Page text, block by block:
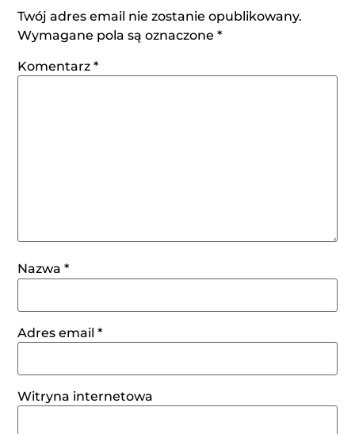
Twój adres email nie zostanie opublikowany.
Wymagane pola są oznaczone*
Komentarz*
Nazwa*
Adres email*
Witryna internetowa